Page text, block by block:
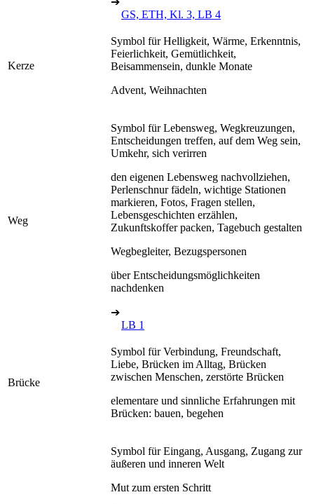
GS, ETH, Kl. 3, LB 4
Kerze
Symbol für Helligkeit, Wärme, Erkenntnis,
Feierlichkeit, Gemütlichkeit,
Beisammensein, dunkle Monate
Advent, Weihnachten
Weg
Symbol für Lebensweg, Wegkreuzungen,
Entscheidungen treffen, auf dem Weg sein,
Umkehr, sich verirren
den eigenen Lebensweg nachvollziehen,
Perlenschnur fädeln, wichtige Stationen
markieren, Fotos, Fragen stellen,
Lebensgeschichten erzählen,
Zukunftskoffer packen, Tagebuch gestalten
Wegbegleiter, Bezugspersonen
über Entscheidungsmöglichkeiten
nachdenken
➔
LB 1
Brücke
Symbol für Verbindung, Freundschaft,
Liebe, Brücken im Alltag, Brücken
zwischen Menschen, zerstörte Brücken
elementare und sinnliche Erfahrungen mit
Brücken: bauen, begehen
Symbol für Eingang, Ausgang, Zugang zur
äußeren und inneren Welt
Mut zum ersten Schritt